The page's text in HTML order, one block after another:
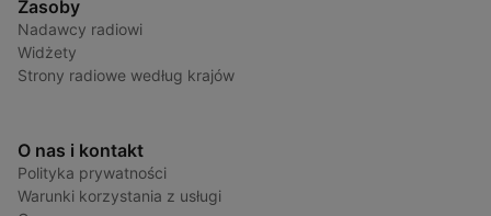
Zasoby
Nadawcy radiowi
Widżety
Strony radiowe według krajów
O nas i kontakt
Polityka prywatności
Warunki korzystania z usługi